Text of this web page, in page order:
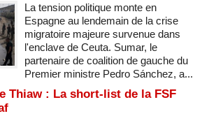
La tension politique monte en
Espagne au lendemain de la crise
migratoire majeure survenue dans
l'enclave de Ceuta. Sumar, le
partenaire de coalition de gauche du
Premier ministre Pedro Sánchez, a...
Thiaw : La short-list de la FSF